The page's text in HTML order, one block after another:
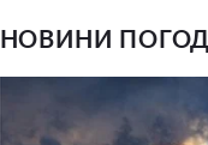
НОВИНИ